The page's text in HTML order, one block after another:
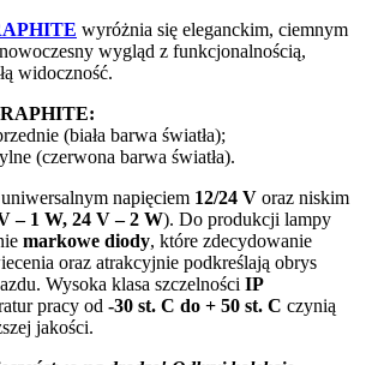
wyróżnia się eleganckim, ciemnym
wygląd z funkcjonalnością,
widoczność.
(biała barwa światła);
(czerwona barwa światła).
napięciem 12/24 V oraz niskim
– 1 W, 24 V – 2 W). Do produkcji lampy
markowe diody, które zdecydowanie
oraz atrakcyjnie podkreślają obrys
Wysoka klasa szczelności IP
pracy od -30 st. C do + 50 st. C czynią
jakości.